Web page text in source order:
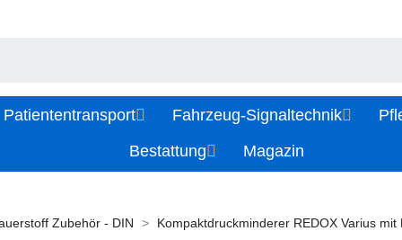
Patiententransport Fahrzeug-Signaltechnik
Bestattung
Magazin
Zubehör - DIN Kompaktdruckminderer REDOX Varius